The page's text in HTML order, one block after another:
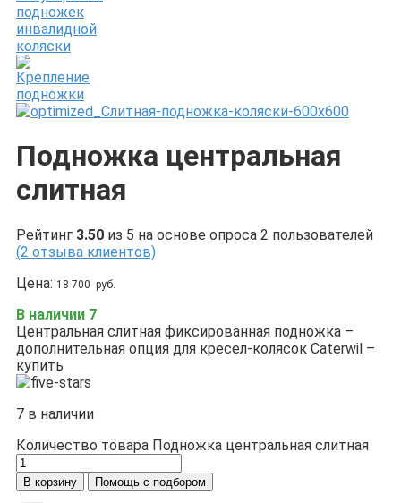
Подножка центральная
слитная
Рейтинг 3.50 из 5 на основе опроса 2 пользователей
(2 отзыва клиентов)
Цена: 18 700 руб.
В наличии 7
Центральная слитная фиксированная подножка –
дополнительная опция для кресел-колясок Caterwil –
купить
7 в наличии
Количество товара Подножка центральная слитная
В корзину Помощь с подбором